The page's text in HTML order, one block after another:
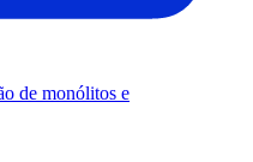
de monólitos e